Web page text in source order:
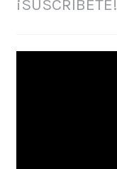
¡SUSCRÍBETE!